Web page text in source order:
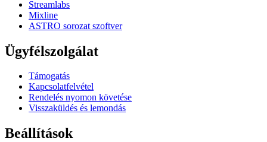
Streamlabs
Mixline
ASTRO sorozat szoftver
Ügyfélszolgálat
Támogatás
Kapcsolatfelvétel
Rendelés nyomon követése
Visszaküldés és lemondás
Beállítások